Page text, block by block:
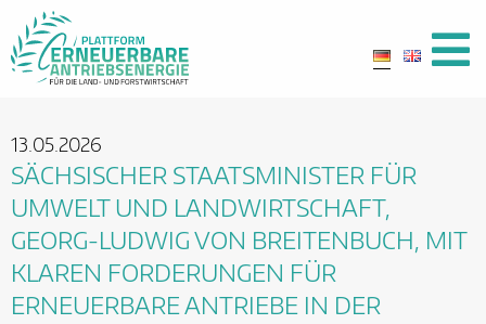
13.05.2026
SÄCHSISCHER STAATSMINISTER FÜR
UMWELT UND LANDWIRTSCHAFT,
GEORG-LUDWIG VON BREITENBUCH, MIT
KLAREN FORDERUNGEN FÜR
ERNEUERBARE ANTRIEBE IN DER